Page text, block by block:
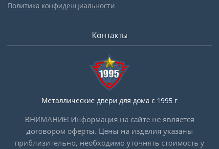
Политика конфиденциальности
Контакты
Металлические двери для дома с 1995 г
ВНИМАНИЕ! Информация на сайте не является
договором оферты. Цены на изделия указаны
приблизительно, необходимо уточнять стоимость у